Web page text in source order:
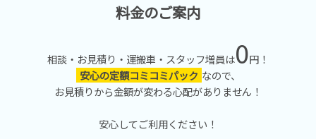
料金のご案内
相談・お見積り・運搬車・スタッフ増員は0円！
安心の定額コミコミパック なので、
お見積りから金額が変わる心配がありません！
安心してご利用ください！